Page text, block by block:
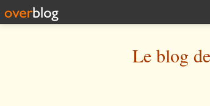
Le blog